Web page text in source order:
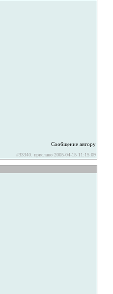
Сообщение автору
#33340. прислано 2005-04-15 11:15:09